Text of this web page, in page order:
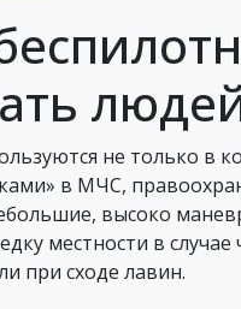
не только в
в МЧС,
высоко
местности в
при сходе лавин.